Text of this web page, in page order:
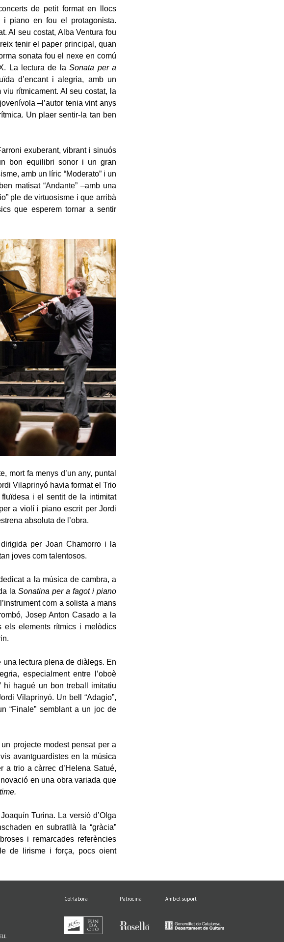
de petit format en llocs
piano en fou el protagonista.
Al seu costat, Alba Ventura fou
tenir el paper principal, quan
sonata fou el nexe en comú
La lectura de laSonata per a
d’encant i alegria, amb un
rítmicament. Al seu costat, la
–l’autor tenia vint anys
Un plaer sentir-la tan ben
exuberant, vibrant i sinuós
bon equilibri sonor i un gran
amb un líric “Moderato” i un
matisat “Andante” –amb una
ple de virtuosisme i que arribà
que esperem tornar a sentir
mort fa menys d’un any, puntal
Vilaprinyó havia format el Trio
i el sentit de la intimitat
a violí i piano escrit per Jordi
absoluta de l’obra.
per Joan Chamorro i la
joves com talentosos.
a la música de cambra, a
la Sonatina per a fagot i piano
com a solista a mans
Josep Anton Casado a la
els elements rítmics i melòdics
lectura plena de diàlegs. En
especialment entre l’oboè
hi hagué un bon treball imitatiu
Vilaprinyó. Un bell “Adagio”,
“Finale” semblant a un joc de
projecte modest pensat per a
avantguardistes en la música
a trio a càrrec d’Helena Satué,
en una obra variada que
Turina. La versió d’Olga
en subratllà la “gràcia”
i remarcades referències
de lirisme i força, pocs oient
Col·labora Patrocina Amb el suport